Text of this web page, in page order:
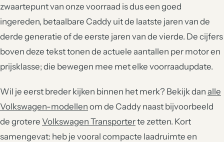
zwaartepunt van onze voorraad is dus een goed
ingereden, betaalbare Caddy uit de laatste jaren van de
derde generatie of de eerste jaren van de vierde. De cijfers
boven deze tekst tonen de actuele aantallen per motor en
prijsklasse; die bewegen mee met elke voorraadupdate.
Wil je eerst breder kijken binnen het merk? Bekijk dan alle
Volkswagen-modellen om de Caddy naast bijvoorbeeld
de grotere Volkswagen Transporterte zetten. Kort
samengevat: heb je vooral compacte laadruimte en